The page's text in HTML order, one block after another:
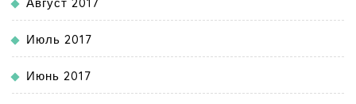
Июль 2017
Июнь 2017